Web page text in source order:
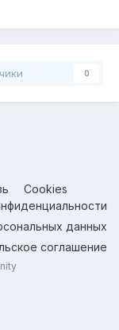
0
Cookies
данных
соглашение